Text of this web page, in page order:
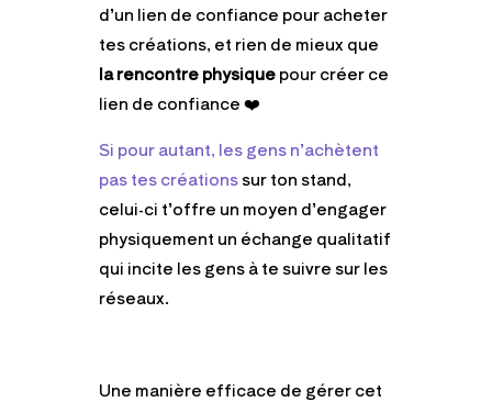
d’un lien de confiance pour acheter
tes créations, et rien de mieux que
la rencontre physiquepour créer ce
lien de confiance ❤️
Si pour autant, les gens n’achètent
pas tes créationssur ton stand,
celui-ci t’offre un moyen d’engager
physiquement un échange qualitatif
qui incite les gens à te suivre sur les
réseaux.
Une manière efficace de gérer cet